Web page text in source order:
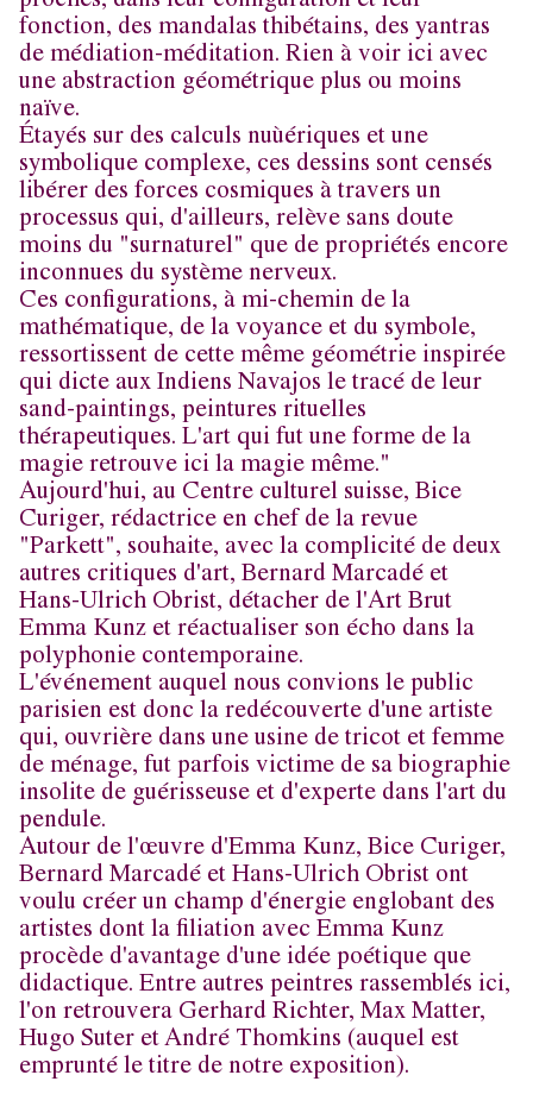
fonction, des mandalas thibétains, des yantras
de médiation-méditation. Rien à voir ici avec
une abstraction géométrique plus ou moins
naïve.
Étayés sur des calculs nuùériques et une
symbolique complexe, ces dessins sont censés
libérer des forces cosmiques à travers un
processus qui, d'ailleurs, relève sans doute
moins du "surnaturel" que de propriétés encore
inconnues du système nerveux.
Ces configurations, à mi-chemin de la
mathématique, de la voyance et du symbole,
ressortissent de cette même géométrie inspirée
qui dicte aux Indiens Navajos le tracé de leur
sand-paintings, peintures rituelles
thérapeutiques. L'art qui fut une forme de la
magie retrouve ici la magie même."
Aujourd'hui, au Centre culturel suisse, Bice
Curiger, rédactrice en chef de la revue
"Parkett", souhaite, avec la complicité de deux
autres critiques d'art, Bernard Marcadé et
Hans-Ulrich Obrist, détacher de l'Art Brut
Emma Kunz et réactualiser son écho dans la
polyphonie contemporaine.
L'événement auquel nous convions le public
parisien est donc la redécouverte d'une artiste
qui, ouvrière dans une usine de tricot et femme
de ménage, fut parfois victime de sa biographie
insolite de guérisseuse et d'experte dans l'art du
pendule.
Autour de l'œuvre d'Emma Kunz, Bice Curiger,
Bernard Marcadé et Hans-Ulrich Obrist ont
voulu créer un champ d'énergie englobant des
artistes dont la filiation avec Emma Kunz
procède d'avantage d'une idée poétique que
didactique. Entre autres peintres rassemblés ici,
l'on retrouvera Gerhard Richter, Max Matter,
Hugo Suter et André Thomkins (auquel est
emprunté le titre de notre exposition).